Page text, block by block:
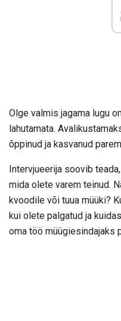
Olge valmis jagama lugu
lahutamata.
õppinud ja kasvanud
Intervjueerija soovib
mida olete varem teinud.
kvoodile või tuua müüki?
kui olete palgatud ja
oma töö müügiesindajaks